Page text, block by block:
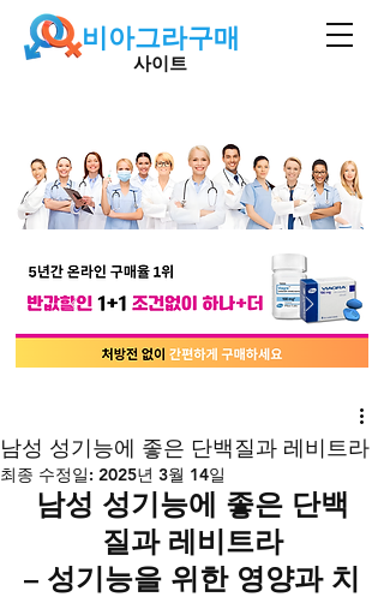
비아그라구매
사이트
남성 성기능에 좋은 단백질과 레비트라
최종 수정일: 2025년 3월 14일
남성 성기능에 좋은 단백
질과 레비트라
– 성기능을 위한 영양과 치